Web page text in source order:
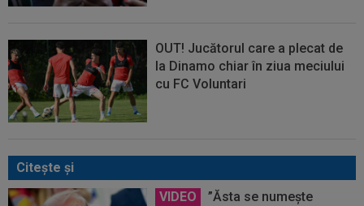
OUT! Jucătorul care a plecat de
la Dinamo chiar în ziua meciului
cu FC Voluntari
Citeşte şi
VIDEO
”Ăsta se numește